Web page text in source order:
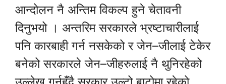
आन्दोलन नै अन्तिम विकल्प हुने चेतावनी
दिनुभयो । अन्तरिम सरकारले भ्रष्टाचारीलाई
पनि कारबाही गर्न नसकेको र जेन–जीलाई टेकेर
बनेको सरकारले जेन–जीहरुलाई नै थुनिरहेको